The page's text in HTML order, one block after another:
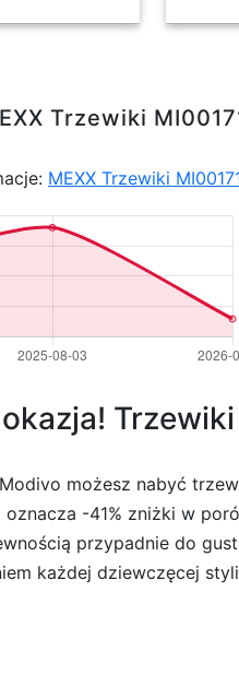
Trzewiki
MEXX Trzewiki
możesz nabyć
oznacza -41% zniżki w
przypadnie do
każdej dziewczęcej